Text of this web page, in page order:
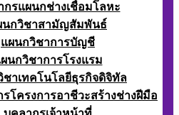
กรแผนกช่างเชื่อมโลหะ
นกวิชาสามัญสัมพันธ์
แผนกวิชาการบัญชี
นกวิชาการโรงแรม
ชาเทคโนโลยีธุรกิจดิจิทัล
โครงการอาชีวะสร้างช่างฝีมือ